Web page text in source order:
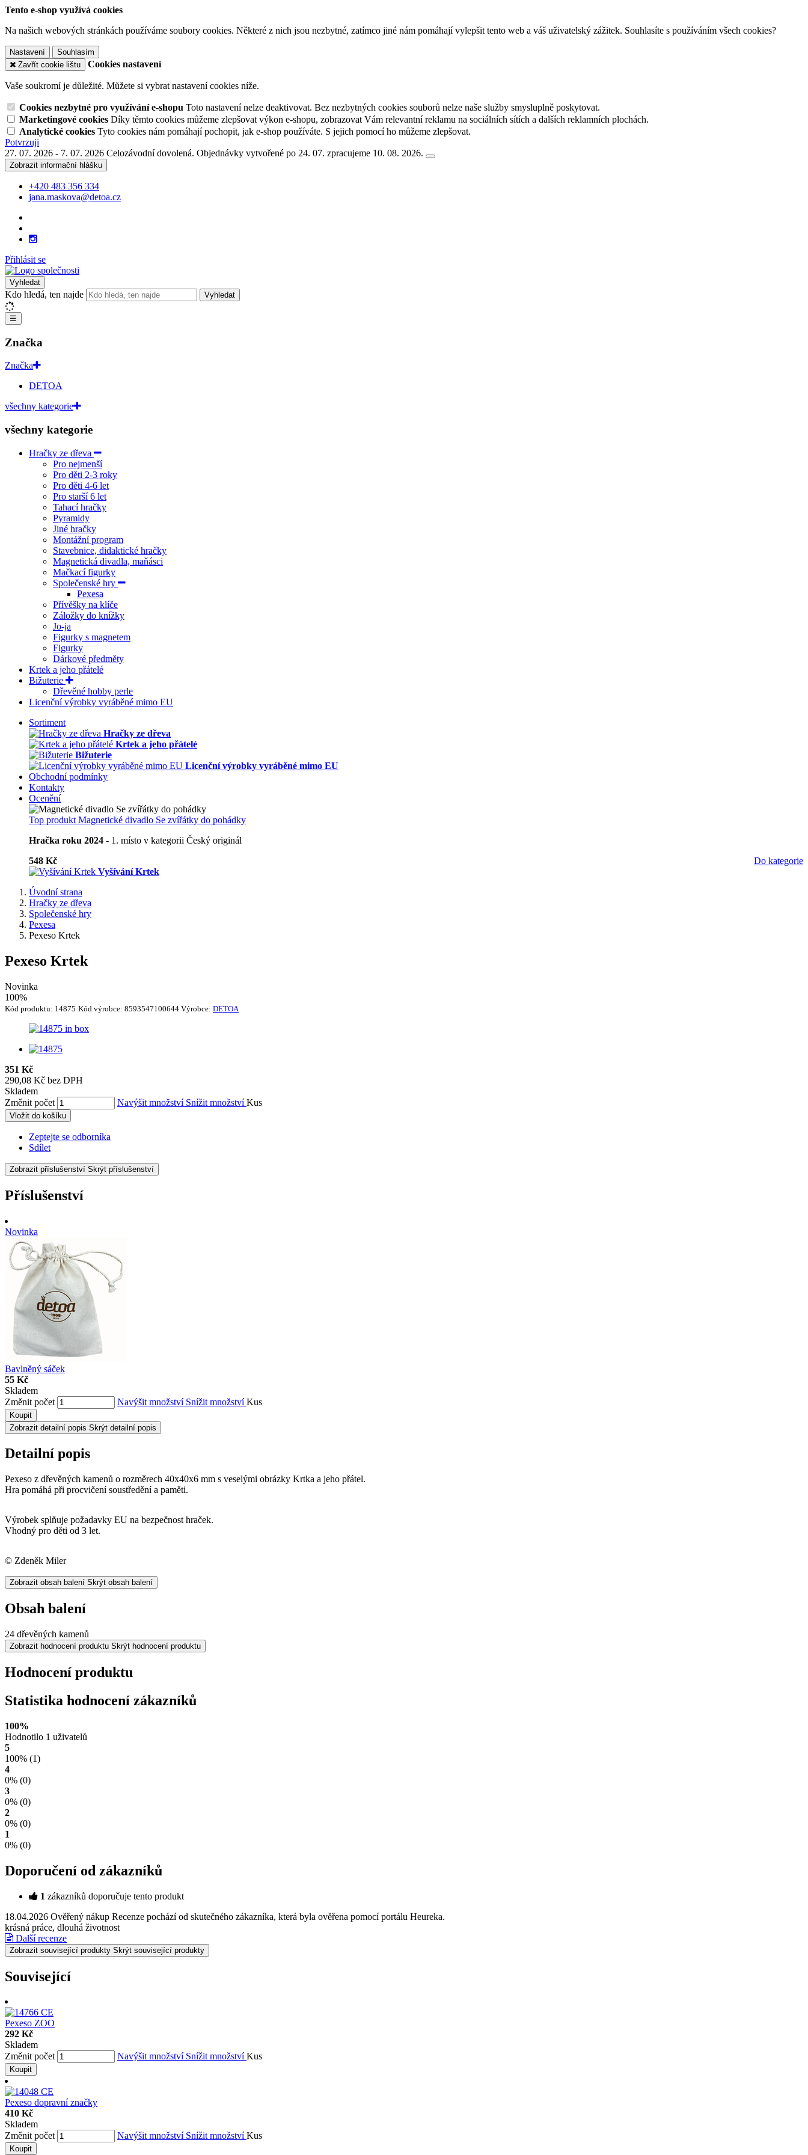
Tento e-shop využívá cookies
Na našich webových stránkách používáme soubory cookies. Některé z nich jsou nezbytné, zatímco jiné nám pomáhají vylepšit tento web a váš uživatelský zážitek. Souhlasíte s používáním všech cookies?
Nastavení
Souhlasím
Zavřít cookie lištu
Cookies nastavení
Vaše soukromí je důležité. Můžete si vybrat nastavení cookies níže.
Cookies nezbytné pro využívání e-shopu Toto nastavení nelze deaktivovat. Bez nezbytných cookies souborů nelze naše služby smysluplně poskytovat.
Marketingové cookies Díky těmto cookies můžeme zlepšovat výkon e-shopu, zobrazovat Vám relevantní reklamu na sociálních sítích a dalších reklamních plochách.
Analytické cookies Tyto cookies nám pomáhají pochopit, jak e-shop používáte. S jejich pomocí ho můžeme zlepšovat.
Potvrzuji
27. 07. 2026 - 7. 07. 2026 Celozávodní dovolená. Objednávky vytvořené po 24. 07. zpracujeme 10. 08. 2026.
Zobrazit informační hlášku
+420 483 356 334
jana.maskova@detoa.cz
Přihlásit se
Vyhledat
Kdo hledá, ten najde Vyhledat
☰
Značka
Značka
DETOA
všechny kategorie
všechny kategorie
Hračky ze dřeva
Pro nejmenší
Pro děti 2-3 roky
Pro děti 4-6 let
Pro starší 6 let
Tahací hračky
Pyramidy
Jiné hračky
Montážní program
Stavebnice, didaktické hračky
Magnetická divadla, maňásci
Mačkací figurky
Společenské hry
Pexesa
Přívěšky na klíče
Záložky do knížky
Jo-ja
Figurky s magnetem
Figurky
Dárkové předměty
Krtek a jeho přátelé
Bižuterie
Dřevěné hobby perle
Licenční výrobky vyráběné mimo EU
Sortiment
Hračky ze dřeva
Krtek a jeho přátelé
Bižuterie
Licenční výrobky vyráběné mimo EU
Obchodní podmínky
Kontakty
Ocenění
Top produkt Magnetické divadlo Se zvířátky do pohádky
Hračka roku 2024 - 1. místo v kategorii Český originál
548 Kč
Do kategorie
Vyšívání Krtek
Úvodní strana
Hračky ze dřeva
Společenské hry
Pexesa
Pexeso Krtek
Pexeso Krtek
Novinka
100%
Kód produktu: 14875 Kód výrobce: 8593547100644 Výrobce: DETOA
351 Kč
290,08 Kč bez DPH
Skladem
Změnit počet
Navýšit množství Snížit množstvíKus
Vložit do košíku
Zeptejte se odborníka
Sdílet
Zobrazit příslušenství Skrýt příslušenství
Příslušenství
Novinka
Bavlněný sáček
55 Kč
Skladem
Změnit počet
Navýšit množství Snížit množstvíKus
Koupit
Zobrazit detailní popis Skrýt detailní popis
Detailní popis
Pexeso z dřevěných kamenů o rozměrech 40x40x6 mm s veselými obrázky Krtka a jeho přátel.
Hra pomáhá při procvičení soustředění a paměti.
Výrobek splňuje požadavky EU na bezpečnost hraček.
Vhodný pro děti od 3 let.
© Zdeněk Miler
Zobrazit obsah balení Skrýt obsah balení
Obsah balení
24 dřevěných kamenů
Zobrazit hodnocení produktu Skrýt hodnocení produktu
Hodnocení produktu
Statistika hodnocení zákazníků
100%
Hodnotilo 1 uživatelů
5
100% (1)
4
0% (0)
3
0% (0)
2
0% (0)
1
0% (0)
Doporučení od zákazníků
1 zákazníků doporučuje tento produkt
18.04.2026 Ověřený nákup Recenze pochází od skutečného zákazníka, která byla ověřena pomocí portálu Heureka.
krásná práce, dlouhá životnost
Další recenze
Zobrazit související produkty Skrýt související produkty
Související
Pexeso ZOO
292 Kč
Skladem
Změnit počet
Navýšit množství Snížit množství Kus
Koupit
Pexeso dopravní značky
410 Kč
Skladem
Změnit počet
Navýšit množství Snížit množství Kus
Koupit